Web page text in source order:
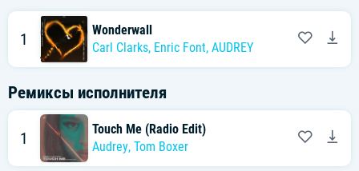
1
Wonderwall
Carl Clarks, Enric Font, AUDREY
Ремиксы исполнителя
1
Touch Me (Radio Edit)
Audrey, Tom Boxer